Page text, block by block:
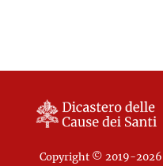
Copyright © 2019-2026